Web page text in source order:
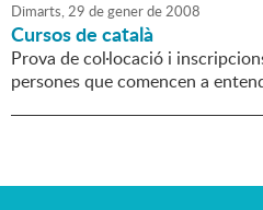
Dimarts,29 degenerde2008
Cursos de català
Prova de col·locació i
persones que comencen a